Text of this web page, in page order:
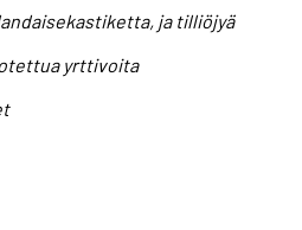
ja tilliöjyä
yrttivoita